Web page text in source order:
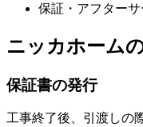
保証・アフターサ
ニッカホーム
保証書の発行
工事終了後、引渡しの